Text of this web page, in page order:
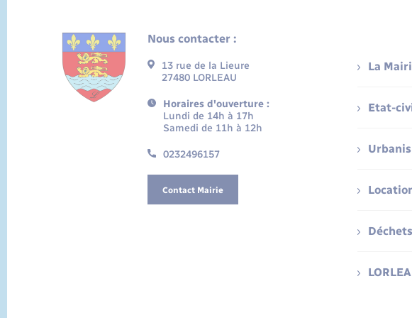
Nous contacter :
13 rue de la Lieure
27480 LORLEAU
Horaires d'ouverture :
Lundi de 14h à 17h
Samedi de 11h à 12h
0232496157
Contact Mairie
La
Etat-
Déchets